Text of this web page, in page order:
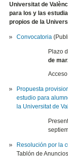
Universitat de
para los y las
propios de la
Convocatoria
Plazo
de
Propuesta
estudio para
la Universitat de
Resolución por la
Tablón de